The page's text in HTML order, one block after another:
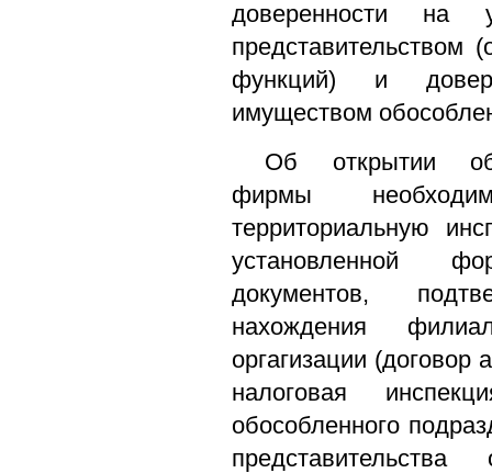
доверенности на
представительством
функций) и
имуществом
Об открытии
фирмы
территориальную
установленной
документов,
нахождения
оргагизации
налоговая
обособленного